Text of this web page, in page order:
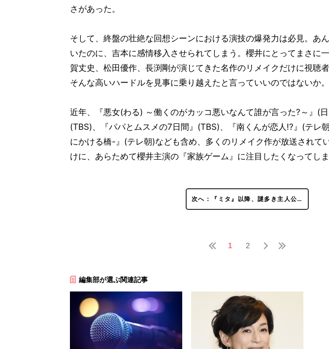
さがあった。
そして、終盤の壮絶な回想シーンにおける演技の爆発力は必見。あ
いたのに、吉本に感情移入させられてしまう。櫻井にとってまさに
賀丈史、松田優作、長渕剛が演じてきた名作のリメイクだけに視聴
そんな高いハードルを見事に乗り越えたと言っていいのではないか。
近年、『悪女(わる) ～働くのがカッコ悪いなんて誰が言った?～』(日
(TBS)、『パパとムスメの7日間』(TBS)、『南くんが恋人!?』(テレ
にかける橋-』(テレ朝)なども含め、多くのリメイク作が放送されて
けに、あらためて櫻井主演の『家族ゲーム』に注目したくなってしま
次へ：『ミタ』以降、謎多き主人公…
1 2
編集部が選ぶ関連記事